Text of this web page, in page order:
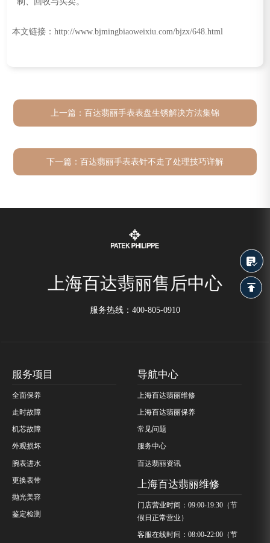
本文链接：http://www.bjmingbiaoweixiu.com/bjzx/648.html
上一篇： 百达翡丽手表表盘生锈解决方法集锦
下一篇： 百达翡丽手表表针不走了处理技巧详解
上海百达翡丽售后中心
服务热线： 400-805-0910
服务项目
全面保养
走时故障
机芯故障
外观损坏
腕表进水
更换表带
抛光美容
鉴定检测
导航中心
上海百达翡丽维修
上海百达翡丽保养
常见问题
服务中心
百达翡丽资讯
上海百达翡丽维修
门店营业时间：09:00-19:30（节
假日正常营业）
客服在线时间：08:00-22:00（节